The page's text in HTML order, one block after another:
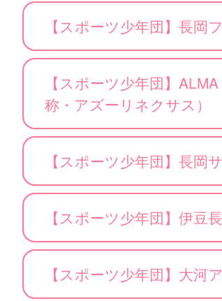
【スポーツ少年団】長岡
【スポーツ少年団】
称・アズーリネクサス）
【スポーツ少年団】長岡
【スポーツ少年団】伊豆
【スポーツ少年団】大河